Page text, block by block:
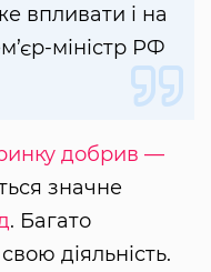
впливати і на
міністр РФ
добрив —
значне
. Багато
діяльність.